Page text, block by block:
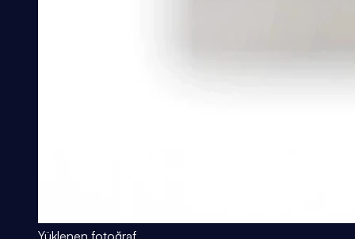
Yüklenen fotoğraf